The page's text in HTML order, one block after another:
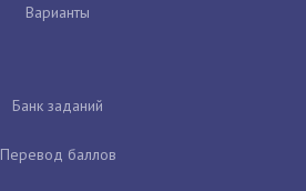
Варианты
Банк заданий
Перевод баллов